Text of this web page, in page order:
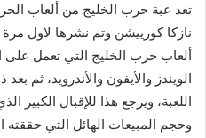
تعد عبة حرب الخليج من ألعاب
ألعاب حرب الخليج التي تعمل على
اللعبة، ويرجع هذا للإقبال الكبير
وحجم المبيعات الهائل التي حققته